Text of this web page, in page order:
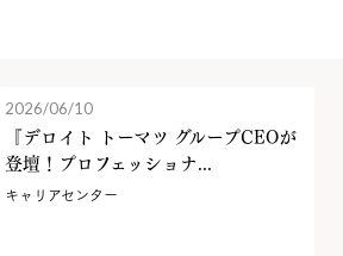
2026/06/10
『デロイト トーマツ グループCEOが
登壇！プロフェッショナ...
キャリアセンター